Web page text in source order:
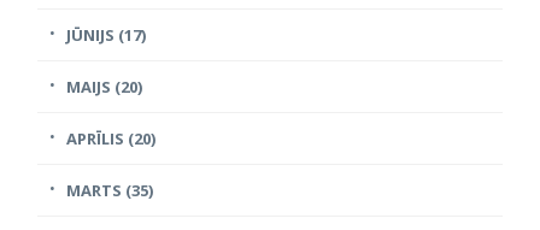
JŪNIJS (17)
MAIJS (20)
APRĪLIS (20)
MARTS (35)